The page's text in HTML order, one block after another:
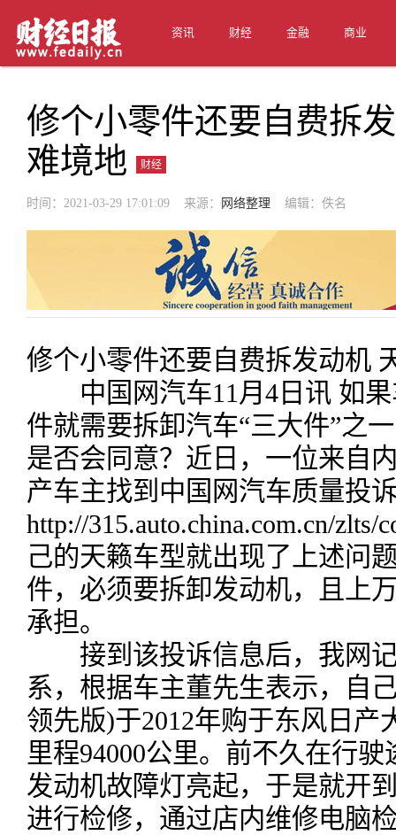
资讯 财经 金融 商业
修个小零件还要自费拆
难境地
财经
时间：2021-03-29 17:01:09 来源： 网络整理 编辑：佚名
修个小零件还要自费拆发动机
中国网汽车11月4日讯 如果
件就需要拆卸汽车“三大件”之
是否会同意？近日，一位来自
产车主找到中国网汽车质量投
http://315.auto.china.com.cn/
己的天籁车型就出现了上述问
件，必须要拆卸发动机，且上
承担。
接到该投诉信息后，我网记
系，根据车主董先生表示，自
领先版)于2012年购于东风日
里程94000公里。前不久在行
发动机故障灯亮起，于是就开
进行检修，通过店内维修电脑